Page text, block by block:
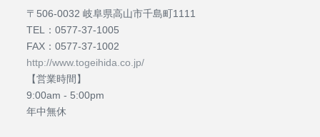
〒506-0032 岐阜県高山市千島町1111
TEL：0577-37-1005
FAX：0577-37-1002
http://www.togeihida.co.jp/
【営業時間】
9:00am ‐ 5:00pm
年中無休